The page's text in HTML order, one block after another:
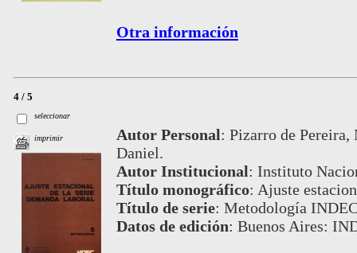
Otra información
4 / 5
seleccionar
imprimir Autor Personal: Pizarro de
Daniel.
Autor Institucional: Instituto
Título monográfico: Ajuste
Título de serie: Metodología
Datos de edición: Buenos Aires: